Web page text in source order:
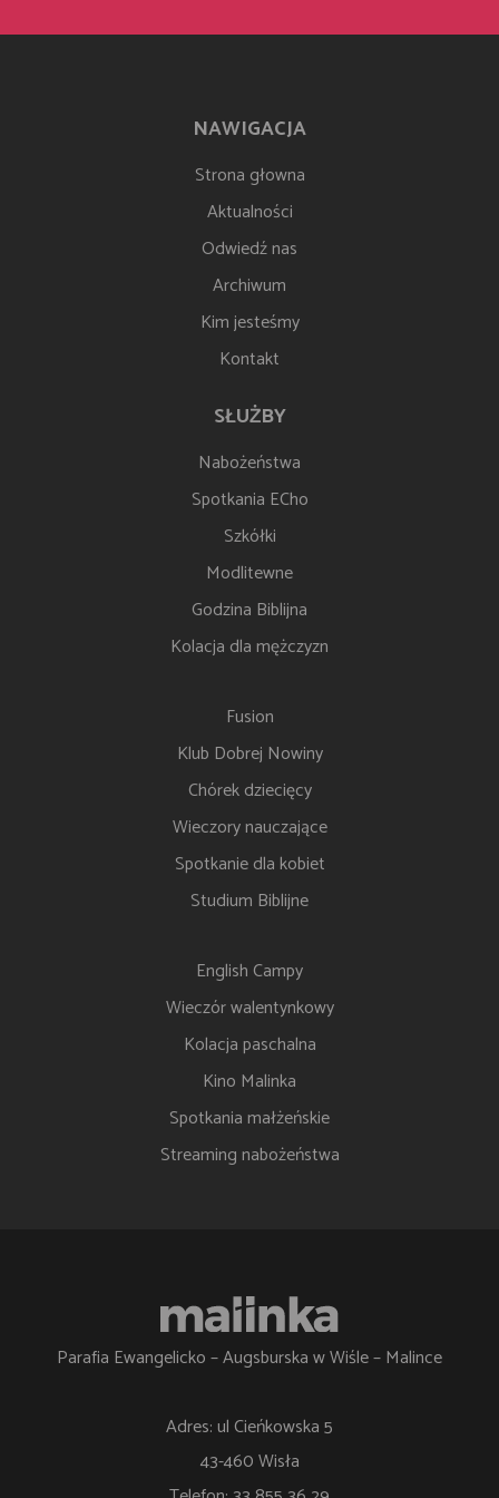
NAWIGACJA
Strona głowna
Aktualności
Odwiedź nas
Archiwum
Kim jesteśmy
Kontakt
SŁUŻBY
Nabożeństwa
Spotkania ECho
Szkółki
Modlitewne
Godzina Biblijna
Kolacja dla mężczyzn
Fusion
Klub Dobrej Nowiny
Chórek dziecięcy
Wieczory nauczające
Spotkanie dla kobiet
Studium Biblijne
English Campy
Wieczór walentynkowy
Kolacja paschalna
Kino Malinka
Spotkania małżeńskie
Streaming nabożeństwa
Parafia Ewangelicko – Augsburska w Wiśle – Malince
Adres: ul Cieńkowska 5
43-460 Wisła